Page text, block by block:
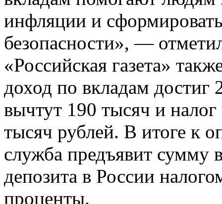
инфляции и
безопасности», —
«Российская газета»
доход по вкладам достиг
вычтут 190 тысяч и
тысяч рублей. В итоге к
служба предъявит сумму
депозита в России
проценты.